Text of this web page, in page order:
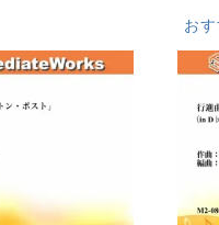
お